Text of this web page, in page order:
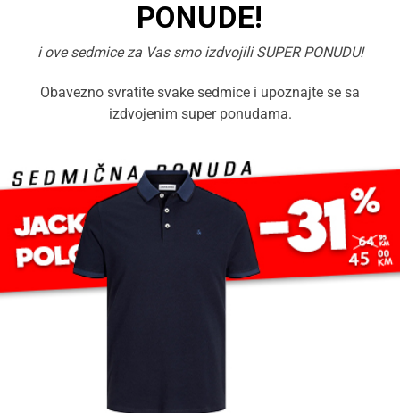
PONUDE!
i ove sedmice za Vas smo izdvojili SUPER PONUDU!
Obavezno svratite svake sedmice i upoznajte se sa
izdvojenim super ponudama.